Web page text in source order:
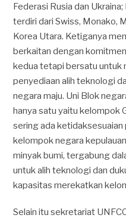
Federasi Rusia dan
terdiri dari Swiss, Monako,
Korea Utara. Ketiganya
berkaitan dengan
kedua tetapi bersatu untuk
penyediaan alih teknologi
negara maju. Uni Blok
hanya satu yaitu kelompok
sering ada
kelompok negara
minyak bumi, tergabung
untuk alih teknologi dan
kapasitas merekatkan
Selain itu sekretariat